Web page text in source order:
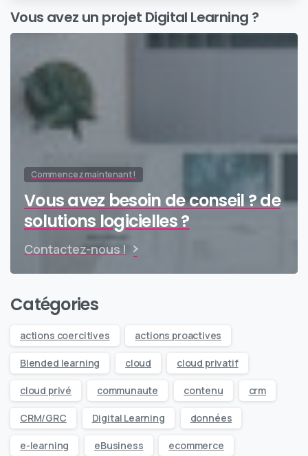
Vous avez un projet Digital Learning ?
Commencez maintenant !
Vous avez besoin de conseil ? de
solutions logicielles ?
Contactez-nous !
Catégories
actions coercitives actions proactives
Blended learning cloud cloud privatif
cloud privé communaute contenu crm
CRM/GRC Digital Learning données
e-learning eBusiness ecommerce